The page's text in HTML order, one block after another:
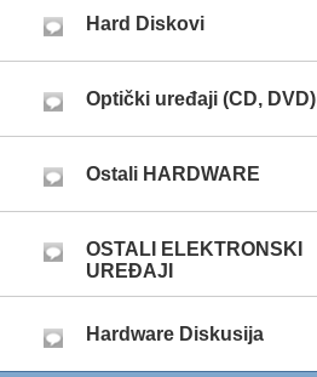
Hard Diskovi
Optički uređaji (CD, DVD)
Ostali HARDWARE
OSTALI ELEKTRONSKI
UREĐAJI
Hardware Diskusija